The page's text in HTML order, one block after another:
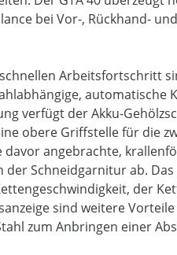
bei Vor-, Rückhand-
Arbeitsfortschritt
verfügt der Akku-
obere Griffstelle für die
angebrachte,
Schneidgarnitur ab.
der
sind weitere
zum Anbringen einer